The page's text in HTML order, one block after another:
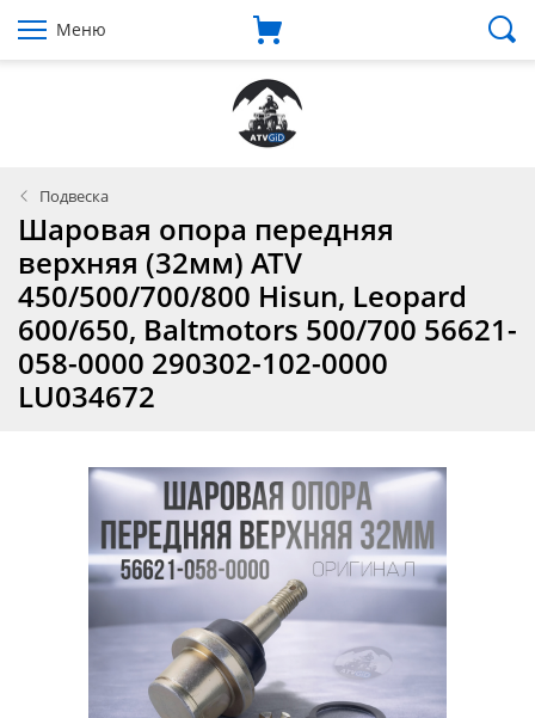
Меню
Подвеска
Шаровая опора передняя
верхняя (32мм) ATV
450/500/700/800 Hisun, Leopard
600/650, Baltmotors 500/700 56621-
058-0000 290302-102-0000
LU034672